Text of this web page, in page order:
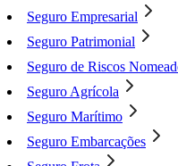
Seguro Empresarial
Seguro Patrimonial
Seguro de Riscos
Seguro Agrícola
Seguro Marítimo
Seguro Embarcações